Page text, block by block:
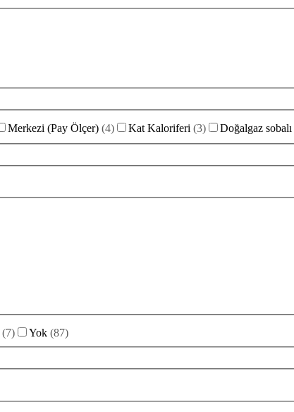
Merkezi (Pay Ölçer) (4) Kat Kaloriferi (3) Doğalgaz sobalı
(7) Yok (87)